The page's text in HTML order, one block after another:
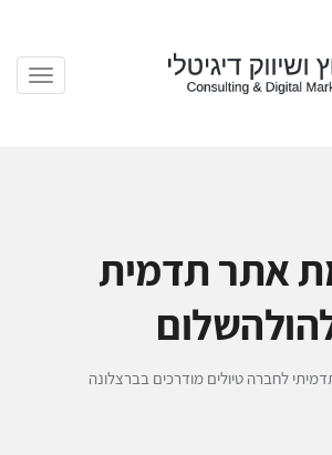
אתר תדמית
לחברה טיולים מודרכים בברצלונה